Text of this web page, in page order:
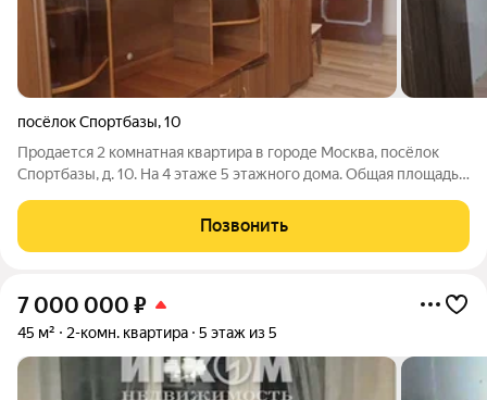
посёлок Спортбазы,10
Продается 2 комнатная квартира в городе Москва, посёлок
Спортбазы, д. 10. На 4 этаже 5 этажного дома. Общая площадь
изолированные, квартира в хорошем состоянии, раздельный
санузел, балкон. В поселке
Позвонить
7 000 000 ₽
45 м² 2-комн. квартира 5 этаж из 5